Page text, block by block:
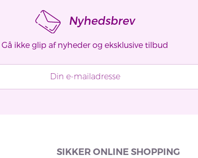
Nyhedsbrev
Gå ikke glip af nyheder og eksklusive tilbud
SIKKER ONLINE SHOPPING